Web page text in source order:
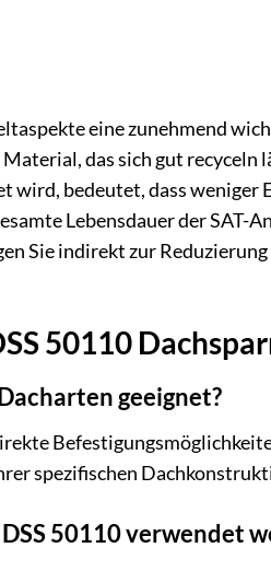
eine zunehmend
das sich gut recyceln
wird, bedeutet, dass
Lebensdauer der SAT-
Sie indirekt zur
50110
geeignet?
spezifischen
50110 verwendet